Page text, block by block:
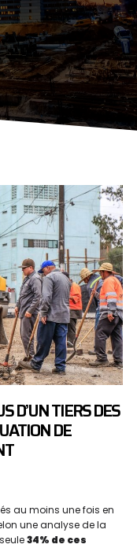
D’UN TIERS DES
DE
au moins une fois en
une analyse de la
34% de ces